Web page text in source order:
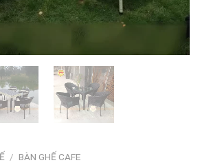
/ BÀN GHẾ CAFE